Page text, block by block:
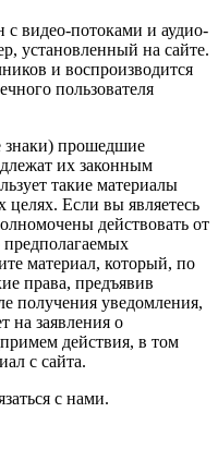
с видео-потоками и аудио-
установленный на сайте.
и воспроизводится
пользователя
знаки) прошедшие
их законным
такие материалы
Если вы являетесь
действовать от
материал, который, по
права, предъявив
получения уведомления,
на заявления о
действия, в том
с сайта.
с нами.